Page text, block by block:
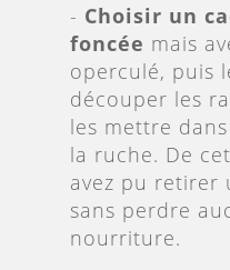
- Choisir un
foncée mais
operculé, puis
découper les
les mettre
la ruche. De
avez pu retirer
sans perdre
nourriture.